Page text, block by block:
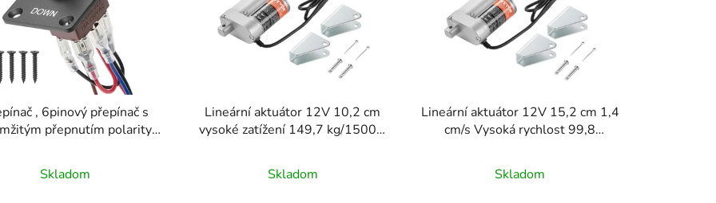
d
u
v
, 6pinový přepínač s
přepnutím polarity
250V/15A - s montážním
nahoru a vodotěsným
Skladom
Lineární aktuátor 12V 10,2 cm
vysoké zatížení 149,7 kg/1500N
Skladom
Lineární aktuátor 12V 15,2 cm 1,4
cm/s Vysoká rychlost 99,8
Skladom